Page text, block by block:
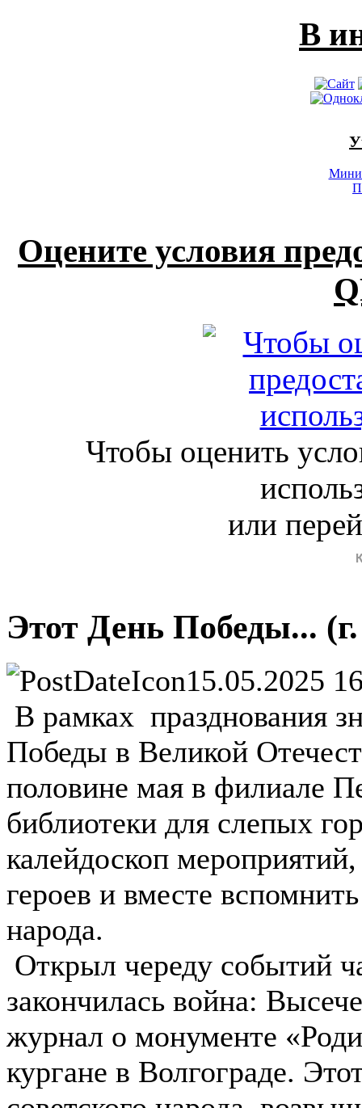
В
Оцените условия
Чтобы оценить
или
Этот День Победы...
15.05.2025
В рамках празднования
Победы в Великой
половине мая в филиале
библиотеки для слепых
калейдоскоп
героев и вместе
народа.
Открыл череду событий
закончилась война:
журнал о монументе
кургане в Волгограде.